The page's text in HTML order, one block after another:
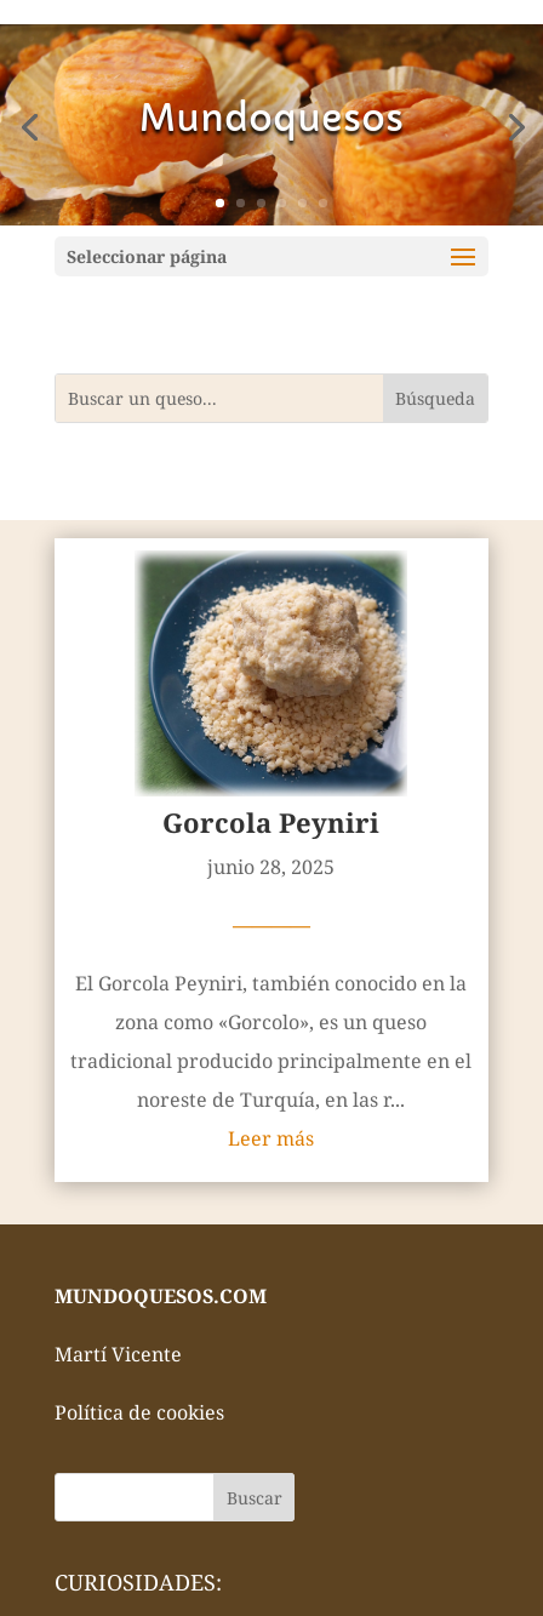
Mundoquesos
Seleccionar página
Gorcola Peyniri
junio 28, 2025
————
El Gorcola Peyniri, también conocido en la
zona como «Gorcolo», es un queso
tradicional producido principalmente en el
noreste de Turquía, en las r...
Leer más
MUNDOQUESOS.COM
Martí Vicente
Política de cookies
CURIOSIDADES: